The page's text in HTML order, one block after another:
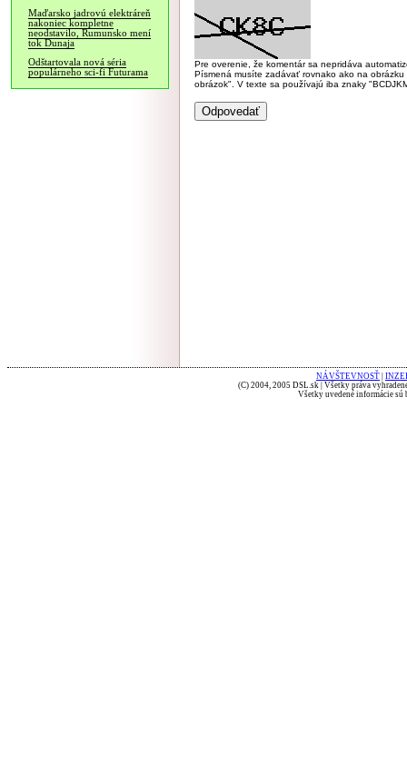
Maďarsko jadrovú elektráreň
nakoniec kompletne
neodstavilo, Rumunsko mení
tok Dunaja
Odštartovala nová séria
populárneho sci-fi Futurama
Pre overenie, že komentár sa nepridáva
Písmená musíte zadávať rovnako ako na
obrázok". V texte sa používajú iba znaky
NÁVŠTEVNOSŤ
(C) 2004, 2005 DSL.sk | Všetky práva
Všetky uvedené informácie sú